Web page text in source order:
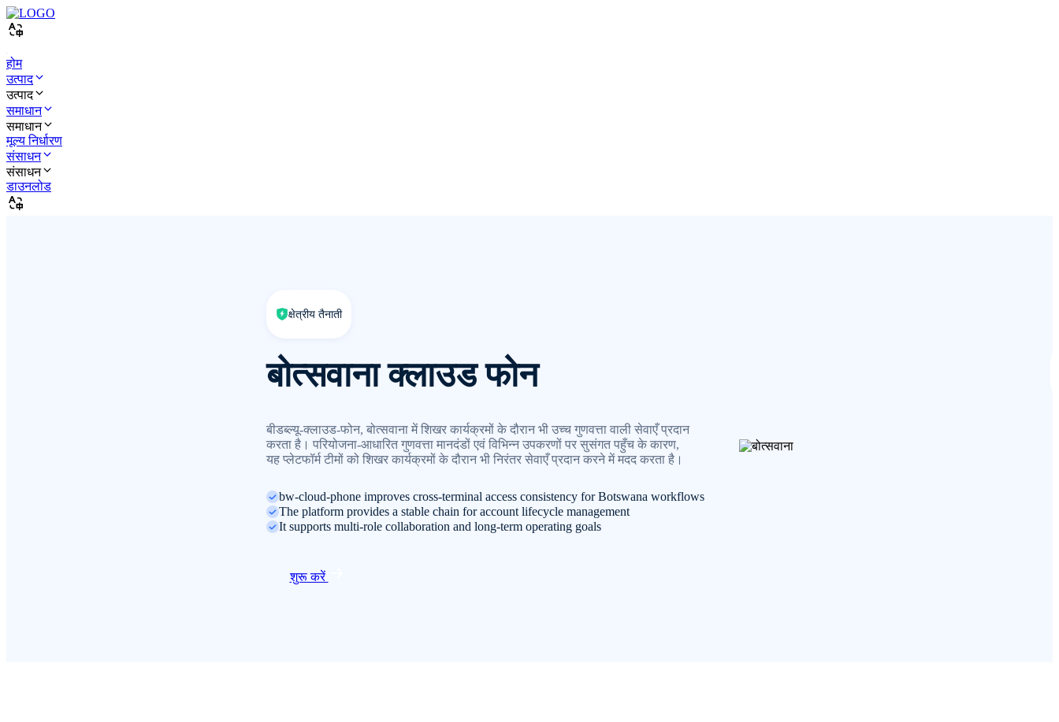
होम
उत्पाद
उत्पाद
समाधान
समाधान
मूल्य निर्धारण
संसाधन
संसाधन
डाउनलोड
क्षेत्रीय तैनाती
बोत्सवाना क्लाउड फोन
बीडब्ल्यू-क्लाउड-फोन, बोत्सवाना में शिखर कार्यक्रमों के दौरान भी उच्च गुणवत्ता वाली सेवाएँ प्रदान
करता है। परियोजना-आधारित गुणवत्ता मानदंडों एवं विभिन्न उपकरणों पर सुसंगत पहुँच के कारण,
यह प्लेटफॉर्म टीमों को शिखर कार्यक्रमों के दौरान भी निरंतर सेवाएँ प्रदान करने में मदद करता है।
bw-cloud-phone improves cross-terminal access consistency for Botswana workflows
The platform provides a stable chain for account lifecycle management
It supports multi-role collaboration and long-term operating goals
शुरू करें